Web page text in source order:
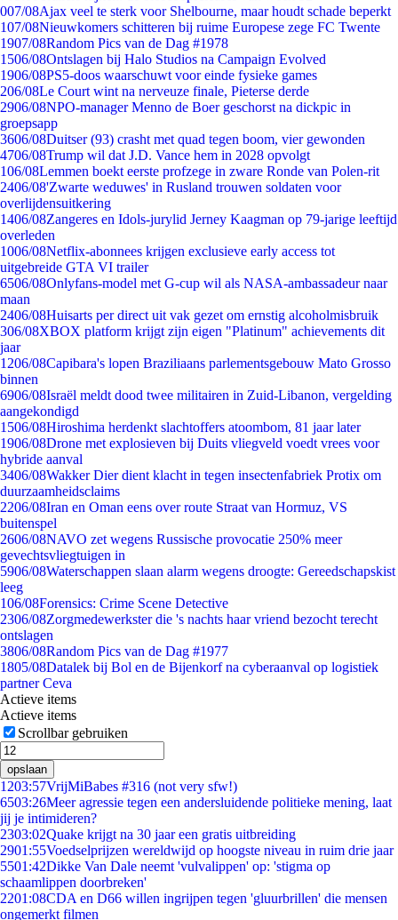
007/08Ajax veel te sterk voor Shelbourne, maar houdt schade beperkt
107/08Nieuwkomers schitteren bij ruime Europese zege FC Twente
1907/08Random Pics van de Dag #1978
1506/08Ontslagen bij Halo Studios na Campaign Evolved
1906/08PS5-doos waarschuwt voor einde fysieke games
206/08Le Court wint na nerveuze finale, Pieterse derde
2906/08NPO-manager Menno de Boer geschorst na dickpic in
groepsapp
3606/08Duitser (93) crasht met quad tegen boom, vier gewonden
4706/08Trump wil dat J.D. Vance hem in 2028 opvolgt
106/08Lemmen boekt eerste profzege in zware Ronde van Polen-rit
2406/08'Zwarte weduwes' in Rusland trouwen soldaten voor
overlijdensuitkering
1406/08Zangeres en Idols-jurylid Jerney Kaagman op 79-jarige leeftijd
overleden
1006/08Netflix-abonnees krijgen exclusieve early access tot
uitgebreide GTA VI trailer
6506/08Onlyfans-model met G-cup wil als NASA-ambassadeur naar
maan
2406/08Huisarts per direct uit vak gezet om ernstig alcoholmisbruik
306/08XBOX platform krijgt zijn eigen "Platinum" achievements dit
jaar
1206/08Capibara's lopen Braziliaans parlementsgebouw Mato Grosso
binnen
6906/08Israël meldt dood twee militairen in Zuid-Libanon, vergelding
aangekondigd
1506/08Hiroshima herdenkt slachtoffers atoombom, 81 jaar later
1906/08Drone met explosieven bij Duits vliegveld voedt vrees voor
hybride aanval
3406/08Wakker Dier dient klacht in tegen insectenfabriek Protix om
duurzaamheidsclaims
2206/08Iran en Oman eens over route Straat van Hormuz, VS
buitenspel
2606/08NAVO zet wegens Russische provocatie 250% meer
gevechtsvliegtuigen in
5906/08Waterschappen slaan alarm wegens droogte: Gereedschapskist
leeg
106/08Forensics: Crime Scene Detective
2306/08Zorgmedewerkster die 's nachts haar vriend bezocht terecht
ontslagen
3806/08Random Pics van de Dag #1977
1805/08Datalek bij Bol en de Bijenkorf na cyberaanval op logistiek
partner Ceva
Actieve items
Actieve items
Scrollbar gebruiken
opslaan
1203:57VrijMiBabes #316 (not very sfw!)
6503:26Meer agressie tegen een andersluidende politieke mening, laat
jij je intimideren?
2303:02Quake krijgt na 30 jaar een gratis uitbreiding
2901:55Voedselprijzen wereldwijd op hoogste niveau in ruim drie jaar
5501:42Dikke Van Dale neemt 'vulvalippen' op: 'stigma op
schaamlippen doorbreken'
2201:08CDA en D66 willen ingrijpen tegen 'gluurbrillen' die mensen
ongemerkt filmen